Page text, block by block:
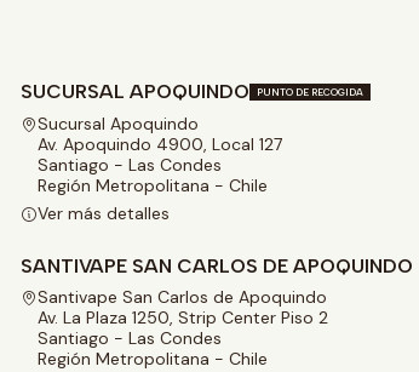
SUCURSAL APOQUINDO PUNTO DE RECOGIDA
Sucursal Apoquindo
Av. Apoquindo 4900, Local 127
Santiago - Las Condes
Región Metropolitana - Chile
Ver más detalles
SANTIVAPE SAN CARLOS DE APOQUINDO
Santivape San Carlos de Apoquindo
Av. La Plaza 1250, Strip Center Piso 2
Santiago - Las Condes
Región Metropolitana - Chile